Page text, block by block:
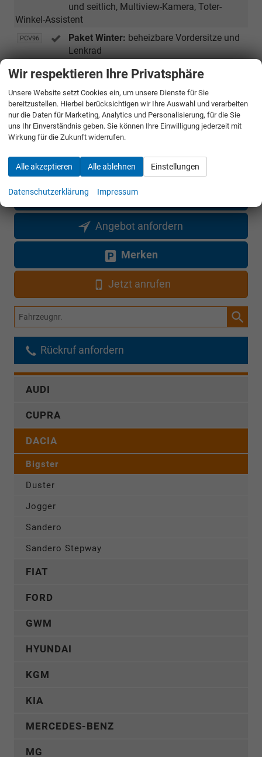
und seitlich, Multiview-Kamera, Toter-
Winkel-Assistent
PCV96 Paket Winter: beheizbare Vordersitze und
Lenkrad
HAYMOT Heckklappe, elektrisch
incl. 19% MwSt. und den Kosten für Überführung und Kfz-Brief
Bestellunterlagen anfordern
Angebot anfordern
Merken
Jetzt anrufen
Fahrzeugnr.
Rückruf anfordern
AUDI
CUPRA
DACIA
Bigster
Duster
Jogger
Sandero
Sandero Stepway
FIAT
FORD
GWM
HYUNDAI
KGM
KIA
MERCEDES-BENZ
MG
Wir respektieren Ihre Privatsphäre
Unsere Website setzt Cookies ein, um unsere Dienste für Sie
bereitzustellen. Hierbei berücksichtigen wir Ihre Auswahl und verarbeiten
nur die Daten für Marketing, Analytics und Personalisierung, für die Sie
uns Ihr Einverständnis geben. Sie können Ihre Einwilligung jederzeit mit
Wirkung für die Zukunft widerrufen.
Alle akzeptieren Alle ablehnen Einstellungen
Datenschutzerklärung Impressum